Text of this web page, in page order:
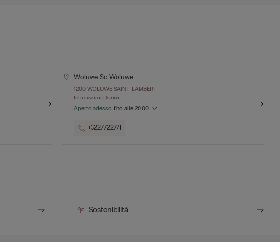
Woluwe Sc Woluwe
1200 WOLUWE-SAINT-LAMBERT
Intimissimi Donna
Aperto adesso fino alle 20:00
+3227722771
Sostenibilità